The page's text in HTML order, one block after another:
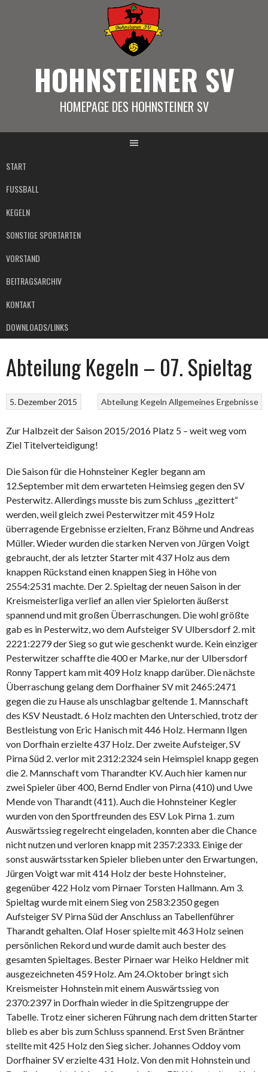
HOHNSTEINER SV
HOMEPAGE DES HOHNSTEINER SV
START
FUSSBALL
KEGELN
SONSTIGE SPORTARTEN
VORSTAND
BEITRAGSARCHIV
KONTAKT
DOWNLOADS/LINKS
Abteilung Kegeln – 07. Spieltag
Abteilung Kegeln Allgemeines Ergebnisse
5. Dezember 2015
Zur Halbzeit der Saison 2015/2016 Platz 5 – weit weg vom
Ziel Titelverteidigung!
Die Saison für die Hohnsteiner Kegler begann am
12.September mit dem erwarteten Heimsieg gegen den SV
Pesterwitz. Allerdings musste bis zum Schluss „gezittert“
werden, weil gleich zwei Pesterwitzer mit 459 Holz
überragende Ergebnisse erzielten, Franz Böhme und Andreas
Müller. Wieder wurden die starken Nerven von Jürgen Voigt
gebraucht, der als letzter Starter mit 437 Holz aus dem
knappen Rückstand einen knappen Sieg in Höhe von
2554:2531 machte. Der 2. Spieltag der neuen Saison in der
Kreismeisterliga verlief an allen vier Spielorten äußerst
spannend und mit großen Überraschungen. Die wohl größte
gab es in Pesterwitz, wo dem Aufsteiger SV Ulbersdorf 2. mit
2221:2279 der Sieg so gut wie geschenkt wurde. Kein einziger
Pesterwitzer schaffte die 400 er Marke, nur der Ulbersdorf
Ronny Tappert kam mit 409 Holz knapp darüber. Die nächste
Überraschung gelang dem Dorfhainer SV mit 2465:2471
gegen die zu Hause als unschlagbar geltende 1. Mannschaft
des KSV Neustadt. 6 Holz machten den Unterschied, trotz der
Bestleistung von Eric Hanisch mit 446 Holz. Hermann Ilgen
von Dorfhain erzielte 437 Holz. Der zweite Aufsteiger, SV
Pirna Süd 2. verlor mit 2312:2324 sein Heimspiel knapp gegen
die 2. Mannschaft vom Tharandter KV. Auch hier kamen nur
zwei Spieler über 400, Bernd Endler von Pirna (410) und Uwe
Mende von Tharandt (411). Auch die Hohnsteiner Kegler
wurden von den Sportfreunden des ESV Lok Pirna 1. zum
Auswärtssieg regelrecht eingeladen, konnten aber die Chance
nicht nutzen und verloren knapp mit 2357:2333. Einige der
sonst auswärtsstarken Spieler blieben unter den Erwartungen,
Jürgen Voigt war mit 414 Holz der beste Hohnsteiner,
gegenüber 422 Holz vom Pirnaer Torsten Hallmann. Am 3.
Spieltag wurde mit einem Sieg von 2583:2350 gegen
Aufsteiger SV Pirna Süd der Anschluss an Tabellenführer
Tharandt gehalten. Olaf Hoser spielte mit 463 Holz seinen
persönlichen Rekord und wurde damit auch bester des
gesamten Spieltages. Bester Pirnaer war Heiko Heldner mit
ausgezeichneten 459 Holz. Am 24.Oktober bringt sich
Kreismeister Hohnstein mit einem Auswärtssieg von
2370:2397 in Dorfhain wieder in die Spitzengruppe der
Tabelle. Trotz einer sicheren Führung nach dem dritten Starter
blieb es aber bis zum Schluss spannend. Erst Sven Bräntner
stellte mit 425 Holz den Sieg sicher. Johannes Oddoy vom
Dorfhainer SV erzielte 431 Holz. Von den mit Hohnstein und